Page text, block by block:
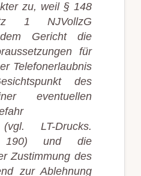
zu, weil § 148
1 NJVollzG
Gericht die
für
Telefonerlaubnis
des
eventuellen
LT-Drucks.
190) und die
Zustimmung des
zur Ablehnung